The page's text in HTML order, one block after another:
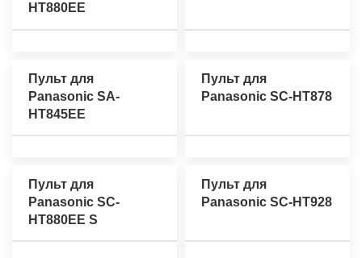
HT880EE
Пульт для
Panasonic SA-
HT845EE
Пульт для
Panasonic SC-HT878
Пульт для
Panasonic SC-
HT880EE S
Пульт для
Panasonic SC-HT928